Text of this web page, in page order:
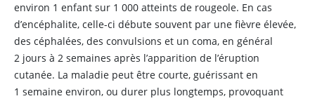
environ 1 enfant sur 1 000 atteints de rougeole. En cas
d’encéphalite, celle-ci débute souvent par une fièvre élevée,
des céphalées, des convulsions et un coma, en général
2 jours à 2 semaines après l’apparition de l’éruption
cutanée. La maladie peut être courte, guérissant en
1 semaine environ, ou durer plus longtemps, provoquant